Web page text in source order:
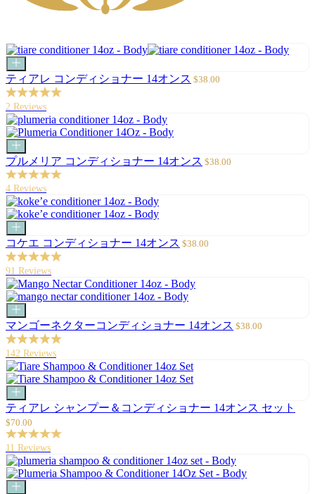
カ
ー
ト
に
追
加
ティアレ コンディショナー 14オンス セ
$38.00
2 Reviews
カ
ー
ト
に
追
加
プルメリア コンディショナー 14オンス セ
$38.00
4 Reviews
カ
ー
ト
に
追
加
コケエ コンディショナー 14オンス セ
価
格
$38.00
91 Reviews
カ
ー
ト
に
追
加
マンゴーネクターコンディショナー 14オンス セ
$38.00
142 Reviews
カ
ー
ト
に
追
加
ティアレ シャンプー＆コンディショナー 14オンス セット
$70.00
11 Reviews
カ